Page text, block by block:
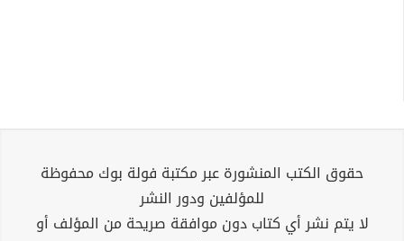
حقوق الكتب المنشورة عبر مكتبة فولة بوك محفوظة
للمؤلفين ودور النشر
لا يتم نشر أي كتاب دون موافقة صريحة من المؤلف أو